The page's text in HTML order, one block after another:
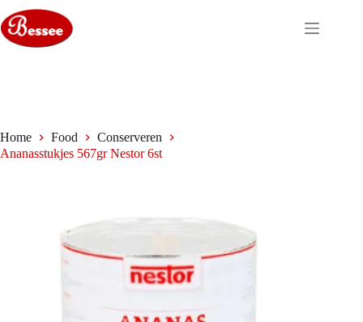
naar
de
inhoud
Home Food
Conserveren
Ananasstukjes 567gr Nestor 6st